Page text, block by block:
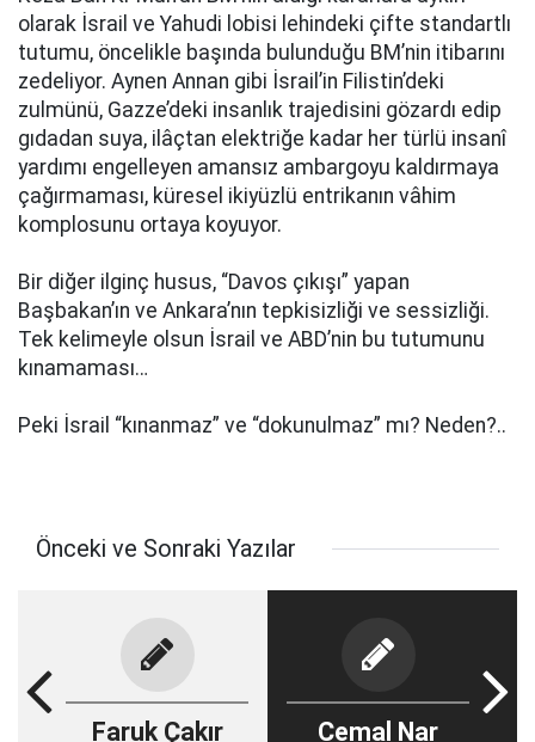
olarak İsrail ve Yahudi lobisi lehindeki çifte standartlı
tutumu, öncelikle başında bulunduğu BM’nin itibarını
zedeliyor. Aynen Annan gibi İsrail’in Filistin’deki
zulmünü, Gazze’deki insanlık trajedisini gözardı edip
gıdadan suya, ilâçtan elektriğe kadar her türlü insanî
yardımı engelleyen amansız ambargoyu kaldırmaya
çağırmaması, küresel ikiyüzlü entrikanın vâhim
komplosunu ortaya koyuyor.
Bir diğer ilginç husus, “Davos çıkışı” yapan
Başbakan’ın ve Ankara’nın tepkisizliği ve sessizliği.
Tek kelimeyle olsun İsrail ve ABD’nin bu tutumunu
kınamaması…
Peki İsrail “kınanmaz” ve “dokunulmaz” mı? Neden?..
Önceki ve Sonraki Yazılar
Faruk Çakır Cemal Nar